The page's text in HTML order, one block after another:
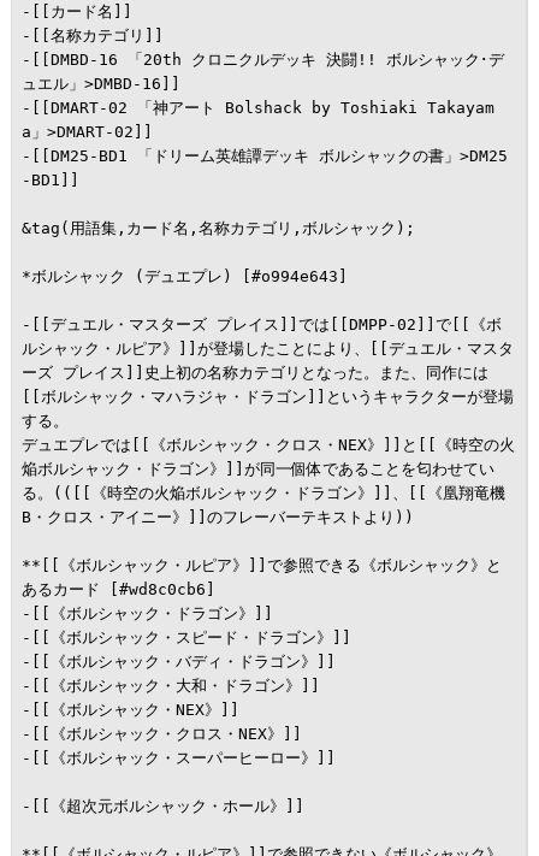
-[[カード名]]
-[[名称カテゴリ]]
-[[DMBD-16 「20th クロニクルデッキ 決闘!! ボルシャック･デ
ュエル」>DMBD-16]]
-[[DMART-02 「神アート Bolshack by Toshiaki Takayam
a」>DMART-02]]
-[[DM25-BD1 「ドリーム英雄譚デッキ ボルシャックの書」>DM25
-BD1]]
&tag(用語集,カード名,名称カテゴリ,ボルシャック);
*ボルシャック (デュエプレ) [#o994e643]
-[[デュエル・マスターズ プレイス]]では[[DMPP-02]]で[[《ボ
ルシャック・ルピア》]]が登場したことにより、[[デュエル・マスタ
ーズ プレイス]]史上初の名称カテゴリとなった。また、同作には
[[ボルシャック・マハラジャ・ドラゴン]]というキャラクターが登場
する。
デュエプレでは[[《ボルシャック・クロス・NEX》]]と[[《時空の火
焔ボルシャック・ドラゴン》]]が同一個体であることを匂わせてい
る。(([[《時空の火焔ボルシャック・ドラゴン》]]、[[《凰翔竜機
B・クロス・アイニー》]]のフレーバーテキストより))
**[[《ボルシャック・ルピア》]]で参照できる《ボルシャック》と
あるカード [#wd8c0cb6]
-[[《ボルシャック・ドラゴン》]]
-[[《ボルシャック・スピード・ドラゴン》]]
-[[《ボルシャック・バディ・ドラゴン》]]
-[[《ボルシャック・大和・ドラゴン》]]
-[[《ボルシャック・NEX》]]
-[[《ボルシャック・クロス・NEX》]]
-[[《ボルシャック・スーパーヒーロー》]]
-[[《超次元ボルシャック・ホール》]]